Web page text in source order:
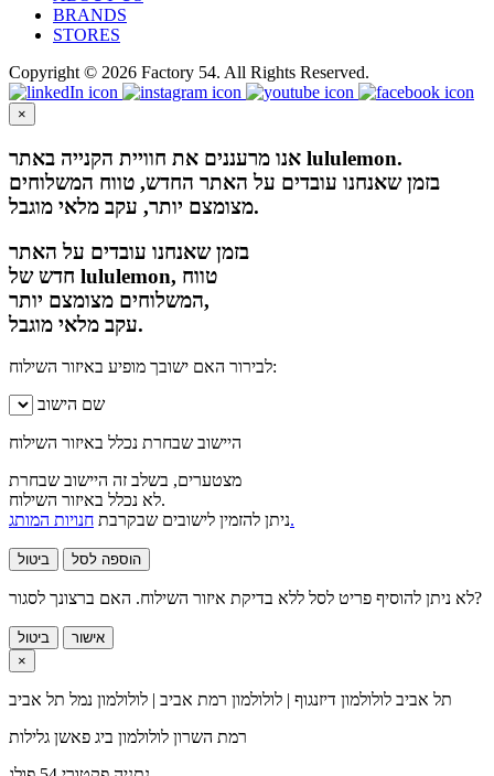
BRANDS
STORES
Copyright © 2026 Factory 54. All Rights Reserved.
×
אנו מרעננים את חוויית הקנייה באתר lululemon.
בזמן שאנחנו עובדים על האתר החדש, טווח המשלוחים
מצומצם יותר, עקב מלאי מוגבל.
בזמן שאנחנו עובדים על האתר
חדש של lululemon, טווח
המשלוחים מצומצם יותר,
עקב מלאי מוגבל.
לבירור האם ישובך מופיע באיזור השילוח:
שם הישוב
היישוב שבחרת נכלל באיזור השילוח
מצטערים, בשלב זה היישוב שבחרת
לא נכלל באיזור השילוח.
ניתן להזמין לישובים שבקרבתחנויות המותג.
ביטול הוספה לסל
לא ניתן להוסיף פריט לסל ללא בדיקת איזור השילוח. האם ברצונך לסגור?
ביטול
אישור
×
תל אביב לולולמון דיזנגוף | לולולמון רמת אביב | לולולמון נמל תל אביב
רמת השרון לולולמון ביג פאשן גלילות